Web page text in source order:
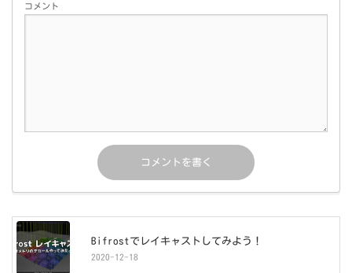
コメント
Bifrostでレイキャストしてみよう！
2020-12-18